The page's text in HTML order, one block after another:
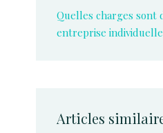
Quelles charges sont
entreprise
Articles